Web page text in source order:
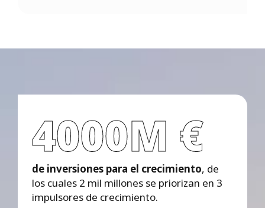
4000M €
de inversiones para el crecimiento, de
los cuales 2 mil millones se priorizan en 3
impulsores de crecimiento.